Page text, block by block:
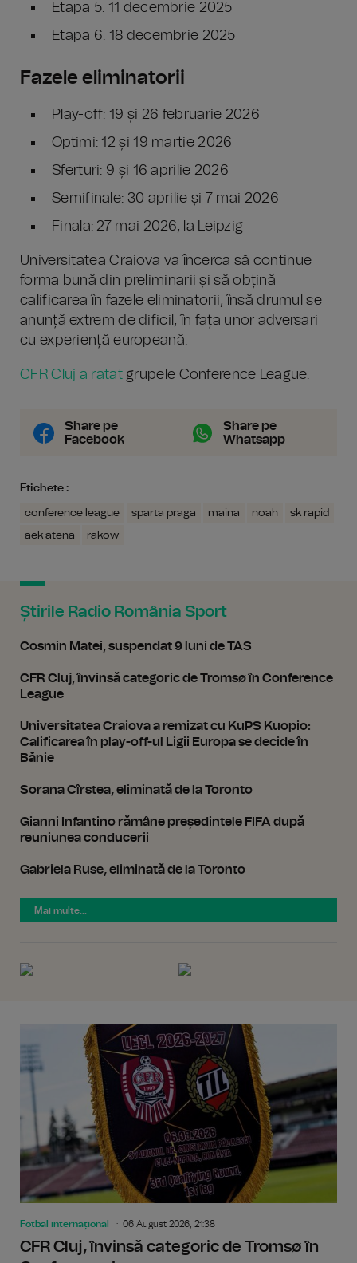
Etapa 5: 11 decembrie 2025
Etapa 6: 18 decembrie 2025
Fazele eliminatorii
Play-off: 19 și 26 februarie 2026
Optimi: 12 și 19 martie 2026
Sferturi: 9 și 16 aprilie 2026
Semifinale: 30 aprilie și 7 mai 2026
Finala: 27 mai 2026, la Leipzig
Universitatea Craiova va încerca să continue
forma bună din preliminarii și să obțină
calificarea în fazele eliminatorii, însă drumul se
anunță extrem de dificil, în fața unor adversari
cu experiență europeană.
CFR Cluj a ratat grupele Conference League.
Share pe
Facebook
Share pe
Whatsapp
Etichete :
conference league sparta praga maina noah
sk rapid
aek atena
rakow
Știrile Radio România Sport
Cosmin Matei, suspendat 9 luni de TAS
CFR Cluj, învinsă categoric de Tromsø în Conference
League
Universitatea Craiova a remizat cu KuPS Kuopio:
Calificarea în play-off-ul Ligii Europa se decide în
Bănie
Sorana Cîrstea, eliminată de la Toronto
Gianni Infantino rămâne președintele FIFA după
reuniunea conducerii
Gabriela Ruse, eliminată de la Toronto
Mai multe...
Fotbal internațional 06 August 2026, 21:38
CFR Cluj, învinsă categoric de Tromsø în